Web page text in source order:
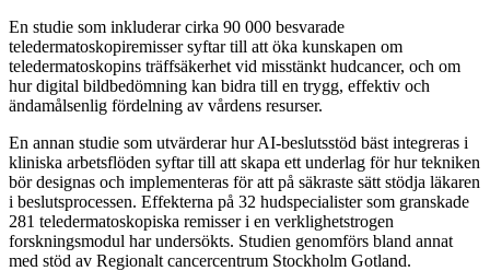
En studie som inkluderar cirka 90 000 besvarade
teledermatoskopiremisser syftar till att öka kunskapen om
teledermatoskopins träffsäkerhet vid misstänkt hudcancer, och om
hur digital bildbedömning kan bidra till en trygg, effektiv och
ändamålsenlig fördelning av vårdens resurser.
En annan studie som utvärderar hur AI-beslutsstöd bäst integreras i
kliniska arbetsflöden syftar till att skapa ett underlag för hur tekniken
bör designas och implementeras för att på säkraste sätt stödja läkaren
i beslutsprocessen. Effekterna på 32 hudspecialister som granskade
281 teledermatoskopiska remisser i en verklighetstrogen
forskningsmodul har undersökts. Studien genomförs bland annat
med stöd av Regionalt cancercentrum Stockholm Gotland.